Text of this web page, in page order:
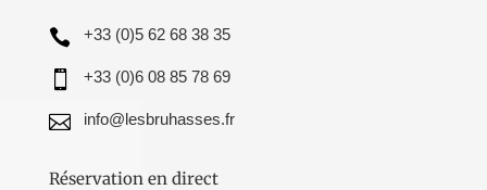
 +33 (0)5 62 68 38 35
 +33 (0)6 08 85 78 69
 info@lesbruhasses.fr
Réservation en direct